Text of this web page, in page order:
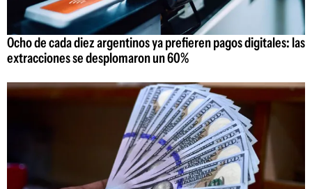
Ocho de cada diez argentinos ya prefieren pagos digitales: las
extracciones se desplomaron un 60%